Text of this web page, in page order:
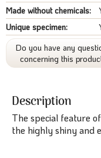
Made without chemicals:
Unique specimen:
Do you have any
concerning this
Description
The special feature
the highly shiny and